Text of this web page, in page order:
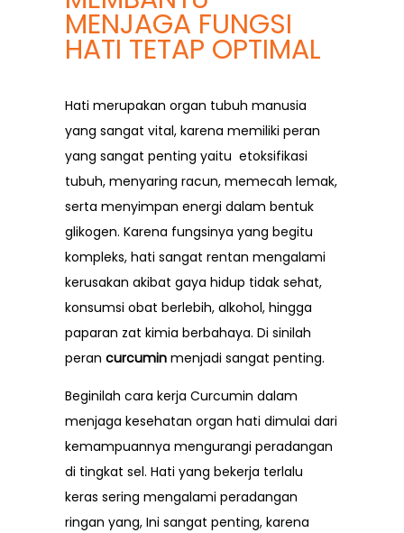
FAQ
Testimonials
MENJAGA FUNGSI
HATI TETAP OPTIMAL
Hati merupakan organ tubuh manusia
yang sangat vital, karena memiliki peran
yang sangat penting yaitu etoksifikasi
tubuh, menyaring racun, memecah lemak,
serta menyimpan energi dalam bentuk
glikogen. Karena fungsinya yang begitu
kompleks, hati sangat rentan mengalami
kerusakan akibat gaya hidup tidak sehat,
konsumsi obat berlebih, alkohol, hingga
paparan zat kimia berbahaya. Di sinilah
perancurcumin menjadi sangat penting.
Beginilah cara kerja Curcumin dalam
menjaga kesehatan organ hati dimulai dari
kemampuannya mengurangi peradangan
di tingkat sel. Hati yang bekerja terlalu
keras sering mengalami peradangan
ringan yang, Ini sangat penting, karena